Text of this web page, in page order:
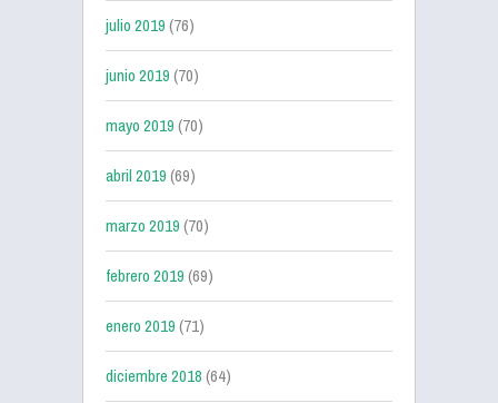
julio 2019(76)
junio 2019(70)
mayo 2019(70)
abril 2019(69)
marzo 2019(70)
febrero 2019(69)
enero 2019(71)
diciembre 2018(64)